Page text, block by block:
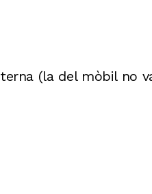
(la del mòbil no